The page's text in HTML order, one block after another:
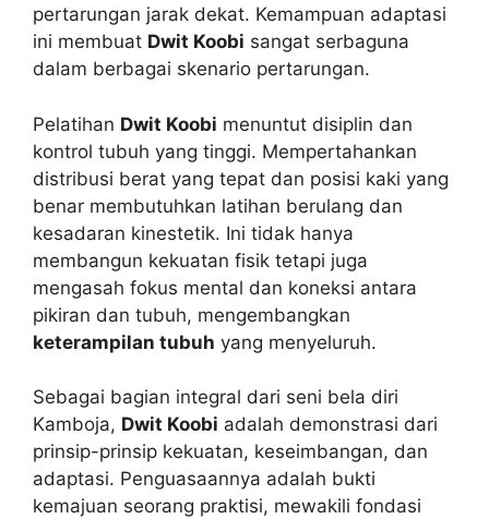
pertarungan jarak dekat. Kemampuan adaptasi
ini membuat Dwit Koobi sangat serbaguna
dalam berbagai skenario pertarungan.
Pelatihan Dwit Koobi menuntut disiplin dan
kontrol tubuh yang tinggi. Mempertahankan
distribusi berat yang tepat dan posisi kaki yang
benar membutuhkan latihan berulang dan
kesadaran kinestetik. Ini tidak hanya
membangun kekuatan fisik tetapi juga
mengasah fokus mental dan koneksi antara
pikiran dan tubuh, mengembangkan
keterampilan tubuh yang menyeluruh.
Sebagai bagian integral dari seni bela diri
Kamboja, Dwit Koobi adalah demonstrasi dari
prinsip-prinsip kekuatan, keseimbangan, dan
adaptasi. Penguasaannya adalah bukti
kemajuan seorang praktisi, mewakili fondasi